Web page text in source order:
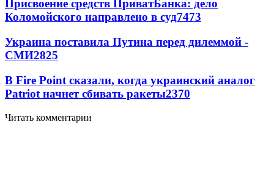
Присвоение средств ПриватБанка: дело
Коломойского направлено в суд7473
Украина поставила Путина перед дилеммой -
СМИ2825
В Fire Point сказали, когда украинский аналог
Patriot начнет сбивать ракеты2370
Читать комментарии